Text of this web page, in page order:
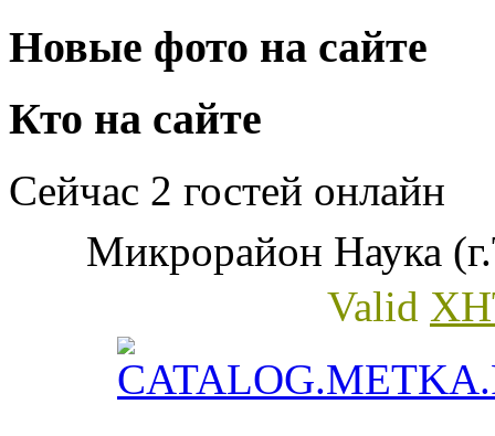
Новые фото на сайте
Кто на сайте
Сейчас 2 гостей онлайн
Микрорайон Наука
Valid